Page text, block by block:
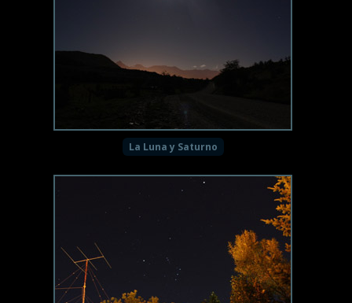
La Luna y Saturno